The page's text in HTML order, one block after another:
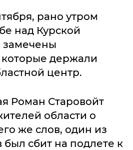
рано утром
над Курской
замечены
держали
центр.
Роман Старовойт
области о
же слов, один из
был сбит на подлете к